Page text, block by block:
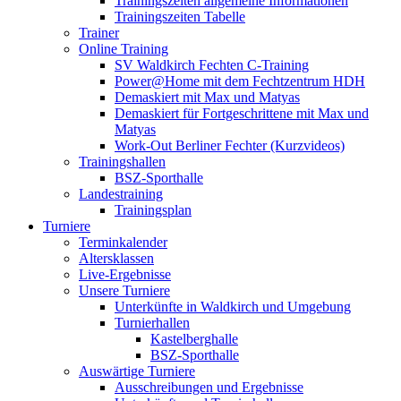
Trainingszeiten Tabelle
Trainer
Online Training
SV Waldkirch Fechten C-Training
Power@Home mit dem Fechtzentrum HDH
Demaskiert mit Max und Matyas
Demaskiert für Fortgeschrittene mit Max und
Matyas
Work-Out Berliner Fechter (Kurzvideos)
Trainingshallen
BSZ-Sporthalle
Landestraining
Trainingsplan
Turniere
Terminkalender
Altersklassen
Live-Ergebnisse
Unsere Turniere
Unterkünfte in Waldkirch und Umgebung
Turnierhallen
Kastelberghalle
BSZ-Sporthalle
Auswärtige Turniere
Ausschreibungen und Ergebnisse